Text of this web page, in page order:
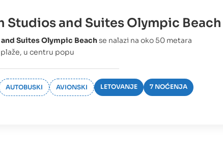
Studios and Suites Olympic Beach
Suites Olympic Beachse nalazi na oko 50 metara
u centru popu
AUTOBUSKI AVIONSKI LETOVANJE 7 NOĆENJA